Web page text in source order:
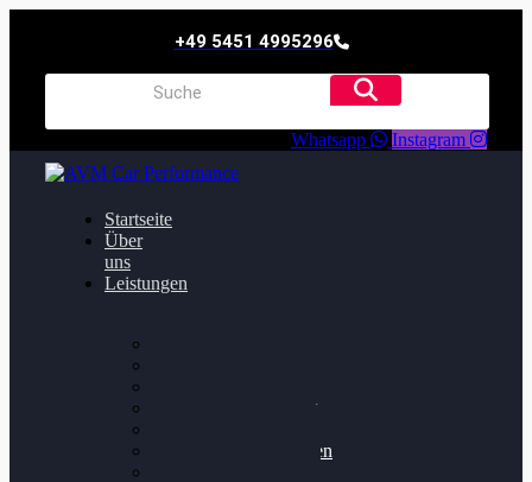
+49 5451 4995296
Whatsapp Instagram
Startseite
Über
uns
Leistungen
Getriebeoptimierung
Bremsscheiben planen